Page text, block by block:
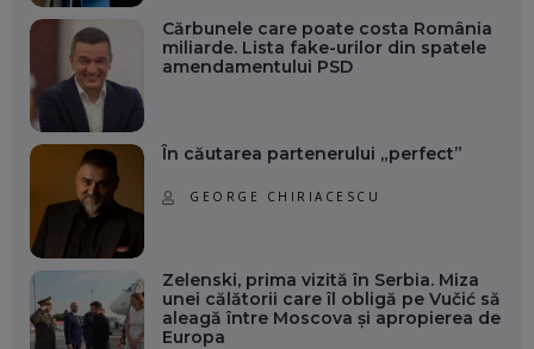
Cărbunele care poate costa România
miliarde. Lista fake-urilor din spatele
amendamentului PSD
În căutarea partenerului „perfect”
GEORGE CHIRIACESCU
Zelenski, prima vizită în Serbia. Miza
unei călătorii care îl obligă pe Vučić să
aleagă între Moscova și apropierea de
Europa